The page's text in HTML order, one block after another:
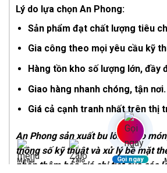
Lý do lựa chọn An Phong:
Sản phẩm đạt chất lượng tiêu
Gia công theo mọi yêu cầu kỹ
Hàng tồn kho số lượng lớn, đầy
Giao hàng nhanh chóng, tận nơi.
Giá cả cạnh tranh nhất trên thị
An Phong sản xuất bu lông neo
thông số kỹ thuật và xử lý bề mặt
nhận thêm báo giá chi tiết của các
Menu Zalo Gọi ngay